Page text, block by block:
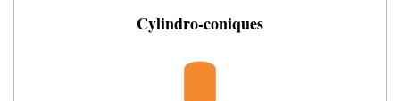
Cylindro-coniques